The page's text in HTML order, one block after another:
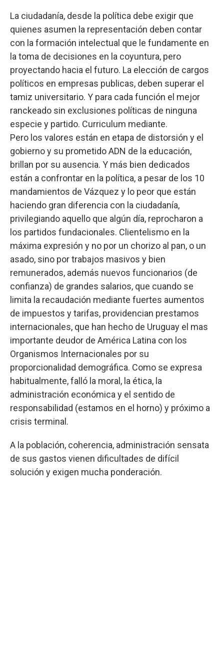
La ciudadanía, desde la política debe exigir que
quienes asumen la representación deben contar
con la formación intelectual que le fundamente en
la toma de decisiones en la coyuntura, pero
proyectando hacia el futuro. La elección de cargos
políticos en empresas publicas, deben superar el
tamiz universitario. Y para cada función el mejor
ranckeado sin exclusiones políticas de ninguna
especie y partido. Curriculum mediante.
Pero los valores están en etapa de distorsión y el
gobierno y su prometido ADN de la educación,
brillan por su ausencia. Y más bien dedicados
están a confrontar en la política, a pesar de los 10
mandamientos de Vázquez y lo peor que están
haciendo gran diferencia con la ciudadanía,
privilegiando aquello que algún día, reprocharon a
los partidos fundacionales. Clientelismo en la
máxima expresión y no por un chorizo al pan, o un
asado, sino por trabajos masivos y bien
remunerados, además nuevos funcionarios (de
confianza) de grandes salarios, que cuando se
limita la recaudación mediante fuertes aumentos
de impuestos y tarifas, providencian prestamos
internacionales, que han hecho de Uruguay el mas
importante deudor de América Latina con los
Organismos Internacionales por su
proporcionalidad demográfica. Como se expresa
habitualmente, falló la moral, la ética, la
administración económica y el sentido de
responsabilidad (estamos en el horno) y próximo a
crisis terminal.
A la población, coherencia, administración sensata
de sus gastos vienen dificultades de difícil
solución y exigen mucha ponderación.